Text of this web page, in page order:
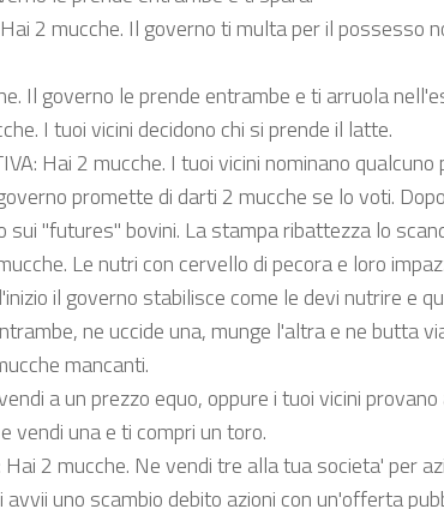
Hai 2 mucche. Il governo ti multa per il possesso
Il governo le prende entrambe e ti arruola
I tuoi vicini decidono chi si prende il latte.
Hai 2 mucche. I tuoi vicini nominano
promette di darti 2 mucche se lo voti.
"futures" bovini. La stampa ribattezza lo
Le nutri con cervello di pecora e loro
il governo stabilisce come le devi nutrire e
ne uccide una, munge l'altra e ne butta
mancanti.
a un prezzo equo, oppure i tuoi vicini
vendi una e ti compri un toro.
Hai 2 mucche. Ne vendi tre alla tua societa' per
uno scambio debito azioni con un'offerta